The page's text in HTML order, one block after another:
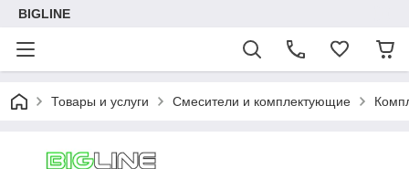
BIGLINE
Товары и услуги Смесители и комплектующие